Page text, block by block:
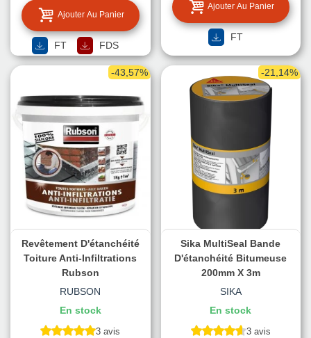
Ajouter Au Panier
FT FDS
Ajouter Au Panier
FT
-43,57%
Revêtement D'étanchéité
Toiture Anti-Infiltrations
Rubson
RUBSON
En stock
3 avis
-21,14%
Sika MultiSeal Bande
D'étanchéité Bitumeuse
200mm X 3m
SIKA
En stock
3 avis